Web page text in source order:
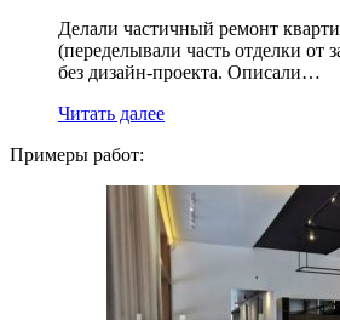
Делали частичный ремонт
(переделывали часть отделки от
без дизайн-проекта. Описали…
Читать далее
Примеры работ: